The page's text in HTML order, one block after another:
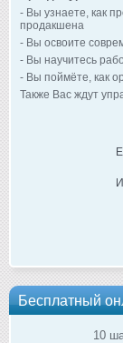
- Вы узнаете, как
продакшена
- Вы освоите
- Вы научитесь
- Вы поймёте, как
Также Вас ждут
Бесплатный
10